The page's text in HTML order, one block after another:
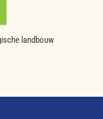
landbouw